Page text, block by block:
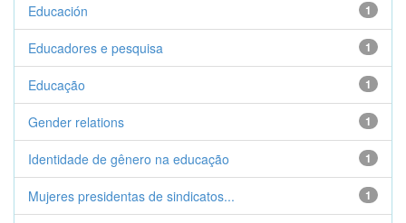
1
Educación
1
Educadores e pesquisa
1
Educação
1
Gender relations
1
Identidade de gênero na educação
1
Mujeres presidentas de sindicatos...